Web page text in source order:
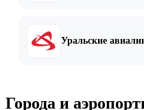
Уральские
Города и